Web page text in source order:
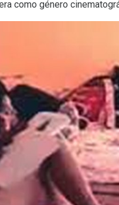
como género